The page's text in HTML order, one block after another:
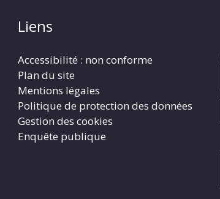
Liens
Accessibilité : non conforme
Plan du site
Mentions légales
Politique de protection des données
Gestion des cookies
Enquête publique